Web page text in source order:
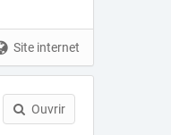
Site internet
Ouvrir